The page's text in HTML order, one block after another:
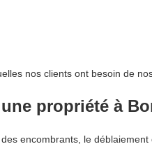
nos clients ont besoin de
propriété à
encombrants, le